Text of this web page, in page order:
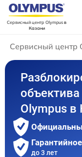
Сервисный центр Olympusв
Казани
Сервисный центр
объектива
Olympus в
до 3 лет